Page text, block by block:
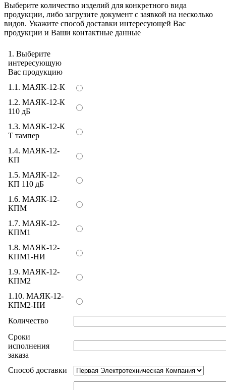
Выберите количество изделий для конкретного вида
продукции, либо загрузите документ с заявкой на несколько
видов. Укажите способ доставки интересующей Вас
продукции и Ваши контактные данные
1. Выберите
интересующую
Вас продукцию
1.1. МАЯК-12-К
1.2. МАЯК-12-К
110 дБ
1.3. МАЯК-12-К
Т тампер
1.4. МАЯК-12-
КП
1.5. МАЯК-12-
КП 110 дБ
1.6. МАЯК-12-
КПМ
1.7. МАЯК-12-
КПМ1
1.8. МАЯК-12-
КПМ1-НИ
1.9. МАЯК-12-
КПМ2
1.10. МАЯК-12-
КПМ2-НИ
Количество
Cроки
исполнения
заказа
Cпособ доставки